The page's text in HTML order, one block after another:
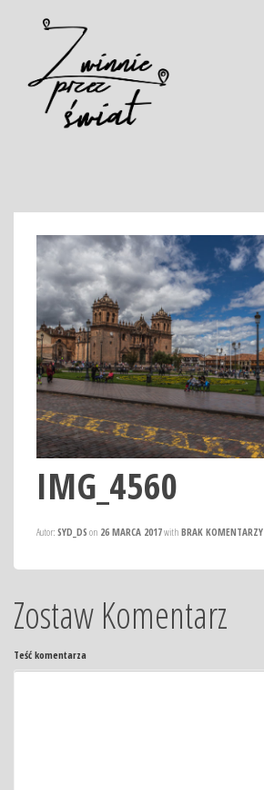
IMG_4560
Autor: SYD_DS on 26 MARCA 2017with BRAK KOMENTARZY
Zostaw Komentarz
Teść komentarza